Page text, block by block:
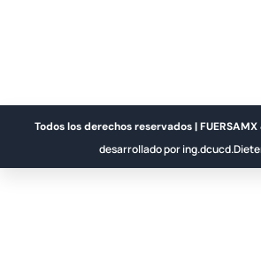
Todos los derechos reservados |
desarrollado por